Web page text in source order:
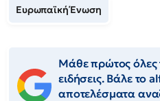
Ευρωπαϊκή Ένωση
Μάθε πρώτος όλες
ειδήσεις. Βάλε το
αποτελέσματα